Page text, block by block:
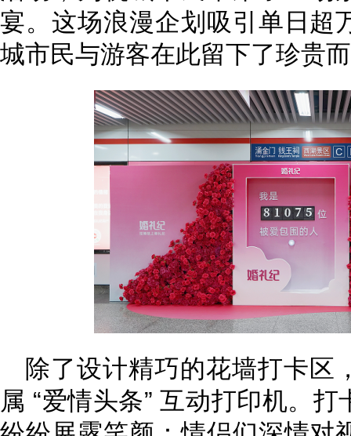
宴。这场浪漫企划吸引单日超
城市民与游客在此留下了珍贵
除了设计精巧的花墙打卡区
属 “爱情头条” 互动打印机。